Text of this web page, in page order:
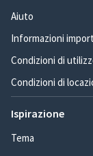
Aiuto
Informazioni
Condizioni di
Condizioni di
Ispirazione
Tema